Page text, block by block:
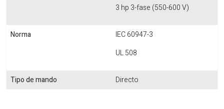
3 hp 3-fase (550-600 V)
Norma
IEC 60947-3
UL 508
Tipo de mando Directo